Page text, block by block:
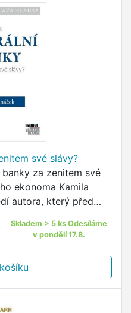
své slávy?
za zenitem své
ekonoma Kamila
autora, který před
Skladem > 5 ks Odesíláme
v pondělí 17.8.